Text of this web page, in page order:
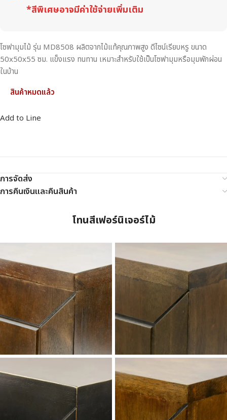
*สีพิเศษอาจมีค่าใช้จ่ายเพิ่มเติม
โซฟามุมไม้ รุ่น MD8508 ผลิตจากไม้แท้คุณภาพสูง ดีไซน์เรียบหรู ขนาด
50x50x55 ซม. แข็งแรง ทนทาน เหมาะสำหรับใช้เป็นโซฟามุมหรือมุมพักผ่อน
ในบ้าน
สินค้าหมดแล้ว
Add to Line
การจัดส่ง
การคืนเงินและคืนสินค้า
โทนสีเฟอร์นิเจอร์ไม้